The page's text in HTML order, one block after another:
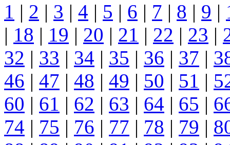
1 | 2 | 3 | 4 | 5 | 6 | 7 | 8 | 9 |
| 18 | 19 | 20 | 21 | 22 | 23 |
32 | 33 | 34 | 35 | 36 | 37 |
46 | 47 | 48 | 49 | 50 | 51 |
60 | 61 | 62 | 63 | 64 | 65 |
74 | 75 | 76 | 77 | 78 | 79 |